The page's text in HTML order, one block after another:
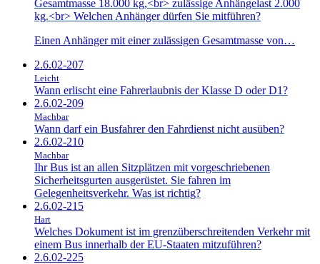
Gesamtmasse 18.000 kg,<br> zulässige Anhängelast 2.000
kg.<br> Welchen Anhänger dürfen Sie mitführen?
Einen Anhänger mit einer zulässigen Gesamtmasse von…
2.6.02-207
Leicht
Wann erlischt eine Fahrerlaubnis der Klasse D oder D1?
2.6.02-209
Machbar
Wann darf ein Busfahrer den Fahrdienst nicht ausüben?
2.6.02-210
Machbar
Ihr Bus ist an allen Sitzplätzen mit vorgeschriebenen
Sicherheitsgurten ausgerüstet. Sie fahren im
Gelegenheitsverkehr. Was ist richtig?
2.6.02-215
Hart
Welches Dokument ist im grenzüberschreitenden Verkehr mit
einem Bus innerhalb der EU-Staaten mitzuführen?
2.6.02-225